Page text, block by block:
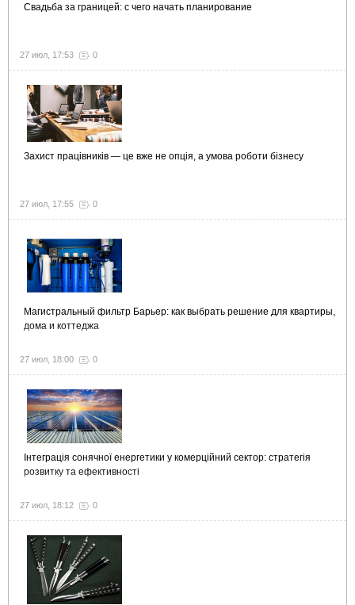
Свадьба за границей: с чего начать планирование
27 июл, 17:53 0
Захист працівників — це вже не опція, а умова роботи бізнесу
27 июл, 17:55 0
Магистральный фильтр Барьер: как выбрать решение для квартиры,
дома и коттеджа
27 июл, 18:00 0
Інтеграція сонячної енергетики у комерційний сектор: стратегія
розвитку та ефективності
27 июл, 18:12 0